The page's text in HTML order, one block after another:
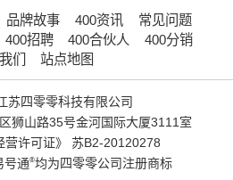
品牌故事 400资讯
常见问题
400招聘 400合伙人
400分销
们
站点地图
苏四零零科技有限公司
狮山路35号金河国际大厦3111室
营许可证》
苏B2-20120278
号通®均为四零零公司注册商标